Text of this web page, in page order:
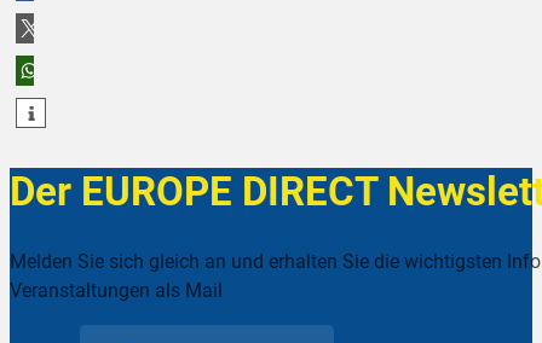
teilen
teilen
teilen
Der EUROPE DIRECT
Melden Sie sich gleich an und erhalten Sie die wichtigsten
Veranstaltungen als Mail